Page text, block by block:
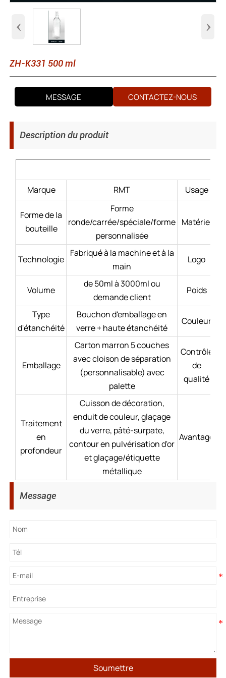
‹ ›
ZH-K331 500 ml
MESSAGE CONTACTEZ-NOUS
Description du produit
Marque RMT Usage
Forme de la
bouteille
Forme
ronde/carrée/spéciale/forme
personnalisée
Matériel
Technologie
Fabriqué à la machine et à la
main
Logo
Volume
de 50ml à 3000ml ou
demande client
Poids
Type
d'étanchéité
Bouchon d'emballage en
verre + haute étanchéité
Couleur
Emballage
Carton marron 5 couches
avec cloison de séparation
(personnalisable) avec
palette
Contrôle
de
qualité
Traitement
en
profondeur
Cuisson de décoration,
enduit de couleur, glaçage
du verre, pâté-surpate,
contour en pulvérisation d'or
et glaçage/étiquette
métallique
Avantage
Message
Soumettre